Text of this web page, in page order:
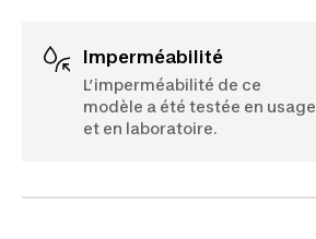
Imperméabilité
L’imperméabilité de ce
modèle a été testée en usage
et en laboratoire.